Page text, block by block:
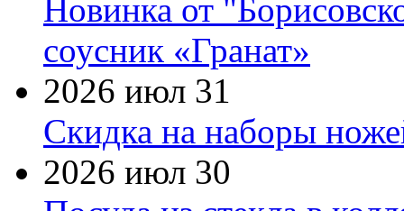
Новинка от
соусник «Гранат»
2026 июл 31
Скидка на наборы
2026 июл 30